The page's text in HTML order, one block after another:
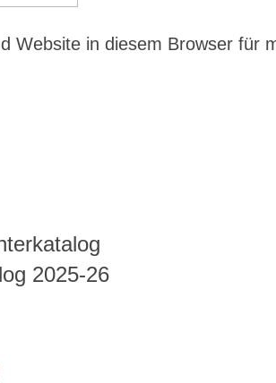
Website in diesem Browser für
2025-26